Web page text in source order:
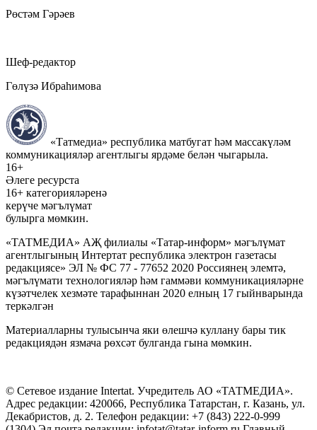
Рөстәм Гәрәев
Шеф-редактор
Гөлүзә Ибраһимова
«Татмедиа» республика матбугат һәм массакүләм
коммуникацияләр агентлыгы ярдәме белән чыгарыла.
16+
Әлеге ресурста
16+ категорияләренә
керүче мәгълүмат
булырга мөмкин.
«ТАТМЕДИА» АҖ филиалы «Татар-информ» мәгълүмат
агентлыгының Интертат республика электрон газетасы
редакциясе» ЭЛ № ФС 77 - 77652 2020 Россиянең элемтә,
мәгълүмати технологияләр һәм гаммәви коммуникацияләрне
күзәтчелек хезмәте тарафыннан 2020 елның 17 гыйнварында
теркәлгән
Материалларны тулысынча яки өлешчә куллану бары тик
редакциядән язмача рөхсәт булганда гына мөмкин.
© Сетевое издание Intertat. Учредитель АО «ТАТМЕДИА».
Адрес редакции: 420066, Республика Татарстан, г. Казань, ул.
Декабристов, д. 2. Телефон редакции: +7 (843) 222-0-999